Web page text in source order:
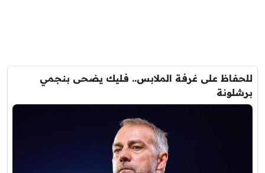
للحفاظ على غرفة الملابس.. فليك يضحى بنجمي
برشلونة